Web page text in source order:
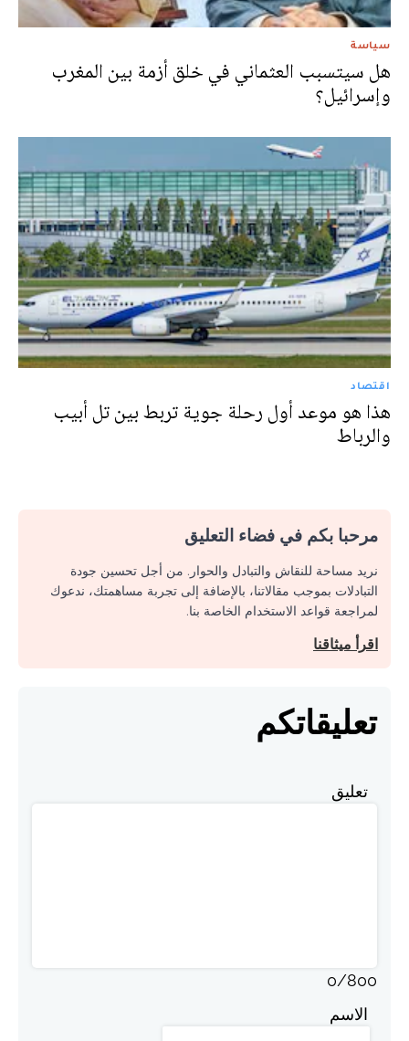
سياسة
هل سيتسبب العثماني في خلق أزمة بين المغرب
وإسرائيل؟
اقتصاد
هذا هو موعد أول رحلة جوية تربط بين تل أبيب
والرباط
مرحبا بكم في فضاء التعليق
نريد مساحة للنقاش والتبادل والحوار. من أجل تحسين جودة
التبادلات بموجب مقالاتنا، بالإضافة إلى تجربة مساهمتك، ندعوك
لمراجعة قواعد الاستخدام الخاصة بنا.
اقرأ ميثاقنا
تعليقاتكم
تعليق
0/800
الاسم